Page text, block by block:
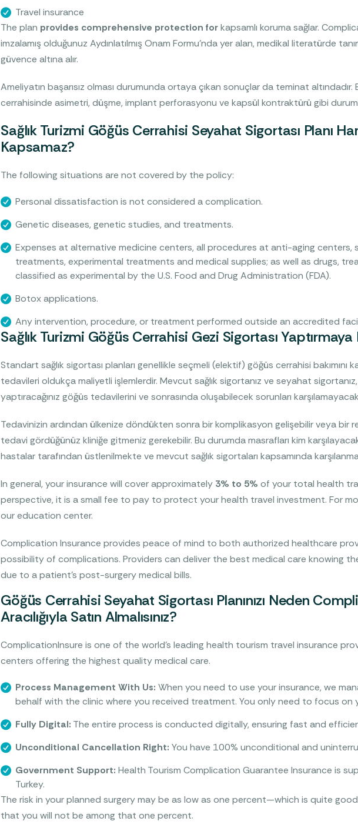
Travel insurance
The plan provides comprehensive protection forkapsamlı koruma sağlar.
imzalamış olduğunuz Aydınlatılmış Onam Formu'nda yer alan, medikal literatürde
güvence altına alır.
Ameliyatın başarısız olması durumunda ortaya çıkan sonuçlar da teminat
cerrahisinde asimetri, düşme, implant perforasyonu ve kapsül kontraktürü gibi
Sağlık Turizmi Göğüs Cerrahisi Seyahat Sigortası Planı
Kapsamaz?
The following situations are not covered by the policy:
Personal dissatisfaction is not considered a complication.
Genetic diseases, genetic studies, and treatments.
Expenses at alternative medicine centers, all procedures at anti-aging centers,
treatments, experimental treatments and medical supplies; as well as drugs,
classified as experimental by the U.S. Food and Drug Administration (FDA).
Botox applications.
Any intervention, procedure, or treatment performed outside an accredited
Sağlık Turizmi Göğüs Cerrahisi Gezi Sigortası
Standart sağlık sigortası planları genellikle seçmeli (elektif) göğüs cerrahisi
tedavileri oldukça maliyetli işlemlerdir. Mevcut sağlık sigortanız ve seyahat
yaptıracağınız göğüs tedavilerini ve sonrasında oluşabilecek sorunları
Tedavinizin ardından ülkenize döndükten sonra bir komplikasyon gelişebilir veya bir
tedavi gördüğünüz kliniğe gitmeniz gerekebilir. Bu durumda masrafları kim
hastalar tarafından üstlenilmekte ve mevcut sağlık sigortaları kapsamında
In general, your insurance will cover approximately 3% to 5% of your total health
perspective, it is a small fee to pay to protect your health travel investment. For
our education center.
Complication Insurance provides peace of mind to both authorized healthcare
possibility of complications. Providers can deliver the best medical care knowing
due to a patient’s post-surgery medical bills.
Göğüs Cerrahisi Seyahat Sigortası Planınızı Neden
Aracılığıyla Satın Almalısınız?
ComplicationInsure is one of the world’s leading health tourism travel insurance
centers offering the highest quality medical care.
Process Management With Us: When you need to use your insurance, we
behalf with the clinic where you received treatment. You only need to focus on
Fully Digital: The entire process is conducted digitally, ensuring fast and
Unconditional Cancellation Right: You have 100% unconditional and
Government Support: Health Tourism Complication Guarantee Insurance is
Turkey.
The risk in your planned surgery may be as low as one percent—which is quite
that you will not be among that one percent.